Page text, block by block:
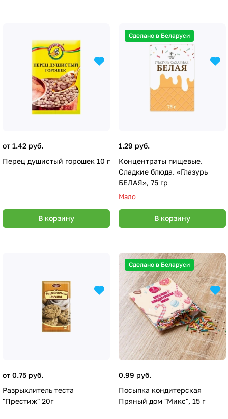
от 1.42 руб.
Перец душистый горошек 10 г
В корзину
Сделано в Беларуси
1.29 руб.
Концентраты пищевые.
Сладкие блюда. «Глазурь
БЕЛАЯ», 75 гр
Мало
В корзину
от 0.75 руб.
Разрыхлитель теста
"Престиж" 20г
Сделано в Беларуси
0.99 руб.
Посыпка кондитерская
Пряный дом "Микс", 15 г